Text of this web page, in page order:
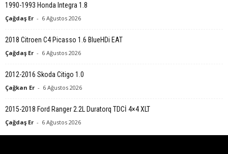
1990-1993 Honda Integra 1.8
Çağdaş Er - 6 Ağustos 2026
2018 Citroen C4 Picasso 1.6 BlueHDi EAT
Çağdaş Er - 6 Ağustos 2026
2012-2016 Skoda Citigo 1.0
Çağkan Er - 6 Ağustos 2026
2015-2018 Ford Ranger 2.2L Duratorq TDCİ 4×4 XLT
Çağdaş Er - 6 Ağustos 2026